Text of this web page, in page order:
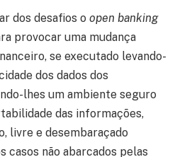
dos desafios o open banking
provocar uma mudança
se executado levando-
dos dados dos
lhes um ambiente seguro
das informações,
livre e desembaraçado
casos não abarcados pelas